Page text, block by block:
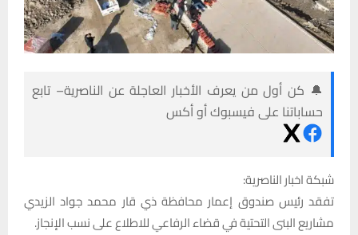
🔔 كن أول من يعرف الأخبار العاجلة عن الناصرية– تابع
حساباتنا على فيسبوك أو أكس
شبكة اخبار الناصرية:
تفقد رئيس صندوق إعمار محافظة ذي قار محمد جواد الزيدي
مشاريع البنى التحتية في قضاء الرفاعي للاطلاع على نسب الإنجاز.